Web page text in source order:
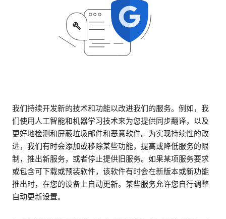
我们持续开发新的技术和功能以改进我们的服务。例如，我
们使用人工智能和机器学习技术来为您提供同步翻译，以及
更好地检测和屏蔽垃圾邮件和恶意软件。为实现持续性的改
进，我们有时会添加或移除某些功能，提高或降低服务的限
制，推出新服务，或者停止提供旧服务。如果某项服务要求
或包含可下载或预装软件，该软件有时会在新版本或新功能
推出时，在您的设备上自动更新。某些服务允许您自行调整
自动更新设置。